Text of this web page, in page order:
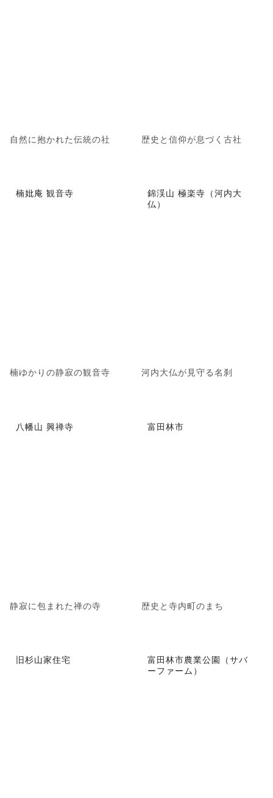
自然に抱かれた伝統の社 歴史と信仰が息づく古社
楠妣庵 観音寺
楠ゆかりの静寂の観音寺
錦渓山 極楽寺（河内大
仏）
河内大仏が見守る名刹
八幡山 興禅寺
静寂に包まれた禅の寺
富田林市
歴史と寺内町のまち
旧杉山家住宅
富田林市農業公園（サバ
ーファーム）